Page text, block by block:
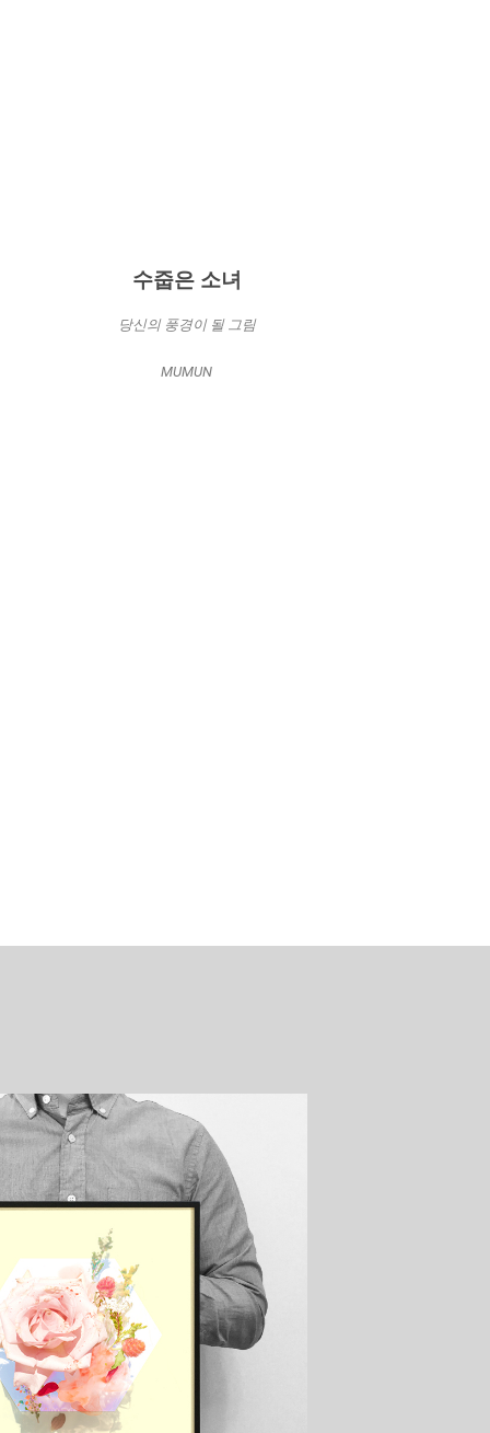
수줍은 소녀
당신의 풍경이 될 그림
MUMUN